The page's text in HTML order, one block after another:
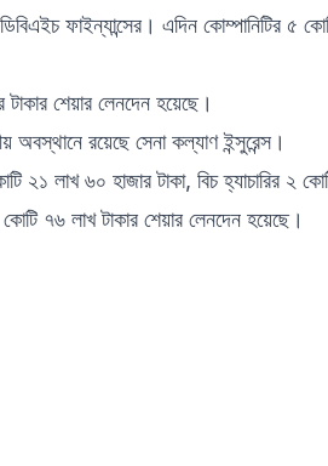
ফাইন্যান্সের। এদিন কোম্পানিটির ৫
শেয়ার লেনদেন হয়েছে।
রয়েছে সেনা কল্যাণ ইন্সুরেন্স।
লাখ ৬০ হাজার টাকা, বিচ হ্যাচারির ২
৭৬ লাখ টাকার শেয়ার লেনদেন হয়েছে।